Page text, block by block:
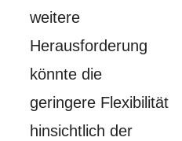
weitere
Herausforderung
könnte die
geringere Flexibilität
hinsichtlich der